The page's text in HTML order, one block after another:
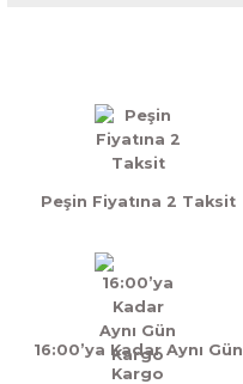
Peşin Fiyatına 2 Taksit
16:00’ya Kadar Aynı Gün
Kargo